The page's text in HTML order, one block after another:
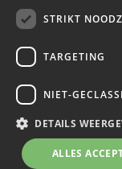
STRIKT
TARGETING
NIET-
DETAILS
ALLES